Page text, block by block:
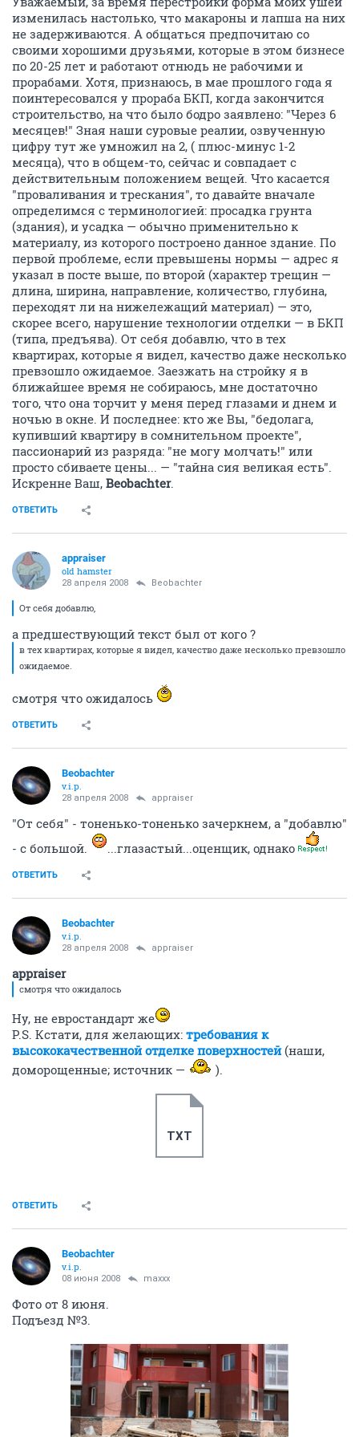
изменилась настолько, что макароны и лапша на них
не задерживаются. А общаться предпочитаю со
своими хорошими друзьями, которые в этом бизнесе
по 20-25 лет и работают отнюдь не рабочими и
прорабами. Хотя, признаюсь, в мае прошлого года я
поинтересовался у прораба БКП, когда закончится
строительство, на что было бодро заявлено: "Через 6
месяцев!" Зная наши суровые реалии, озвученную
цифру тут же умножил на 2, ( плюс-минус 1-2
месяца), что в общем-то, сейчас и совпадает с
действительным положением вещей. Что касается
"проваливания и трескания", то давайте вначале
определимся с терминологией: просадка грунта
(здания), и усадка — обычно применительно к
материалу, из которого построено данное здание. По
первой проблеме, если превышены нормы — адрес я
указал в посте выше, по второй (характер трещин —
длина, ширина, направление, количество, глубина,
переходят ли на нижележащий материал) — это,
скорее всего, нарушение технологии отделки — в БКП
(типа, предъява). От себя добавлю, что в тех
квартирах, которые я видел, качество даже несколько
превзошло ожидаемое. Заезжать на стройку я в
ближайшее время не собираюсь, мне достаточно
того, что она торчит у меня перед глазами и днем и
ночью в окне. И последнее: кто же Вы, "бедолага,
купивший квартиру в сомнительном проекте",
пассионарий из разряда: "не могу молчать!" или
просто сбиваете цены... — "тайна сия великая есть".
Искренне Ваш, Beobachter.
ОТВЕТИТЬ
appraiser
old hamster
28 апреля 2008 Beobachter
От себя добавлю,
а предшествующий текст был от кого ?
в тех квартирах, которые я видел, качество даже несколько превзошло
ожидаемое.
смотря что ожидалось
ОТВЕТИТЬ
Beobachter
v.i.p.
28 апреля 2008 appraiser
"От себя" - тоненько-тоненько зачеркнем, а "добавлю"
- c большой.
...глазастый...оценщик, однако
ОТВЕТИТЬ
Beobachter
v.i.p.
28 апреля 2008 appraiser
appraiser
смотря что ожидалось
Ну, не евростандарт же
P.S. Кстати, для желающих: требования к
высококачественной отделке поверхностей(наши,
доморощенные; источник —
).
TXT
ОТВЕТИТЬ
Beobachter
v.i.p.
08 июня 2008 maxxx
Фото от 8 июня.
Подъезд №3.